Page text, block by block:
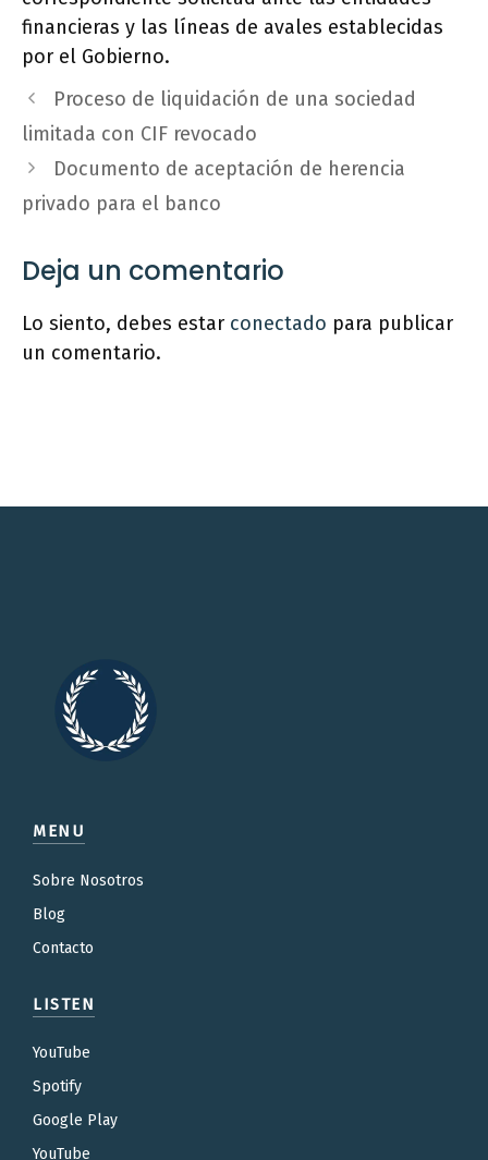
financieras y las líneas de avales establecidas
por el Gobierno.
Proceso de liquidación de una sociedad
limitada con CIF revocado
Documento de aceptación de herencia
privado para el banco
Deja un comentario
Lo siento, debes estar conectado para publicar
un comentario.
MENU
Sobre Nosotros
Blog
Contacto
LISTEN
YouTube
Spotify
Google Play
YouTube